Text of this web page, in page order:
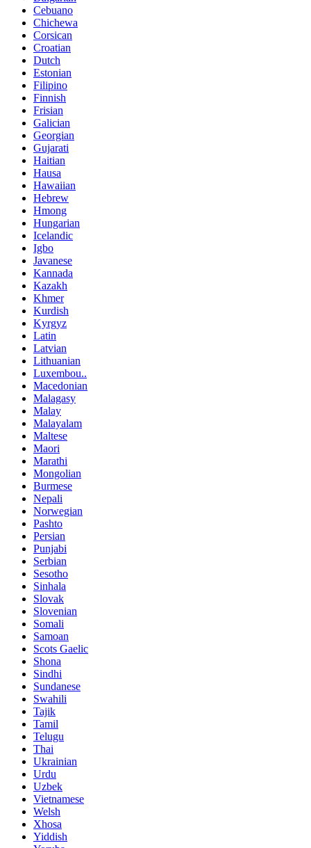
Cebuano
Chichewa
Corsican
Croatian
Dutch
Estonian
Filipino
Finnish
Frisian
Galician
Georgian
Gujarati
Haitian
Hausa
Hawaiian
Hebrew
Hmong
Hungarian
Icelandic
Igbo
Javanese
Kannada
Kazakh
Khmer
Kurdish
Kyrgyz
Latin
Latvian
Lithuanian
Luxembou..
Macedonian
Malagasy
Malay
Malayalam
Maltese
Maori
Marathi
Mongolian
Burmese
Nepali
Norwegian
Pashto
Persian
Punjabi
Serbian
Sesotho
Sinhala
Slovak
Slovenian
Somali
Samoan
Scots Gaelic
Shona
Sindhi
Sundanese
Swahili
Tajik
Tamil
Telugu
Thai
Ukrainian
Urdu
Uzbek
Vietnamese
Welsh
Xhosa
Yiddish